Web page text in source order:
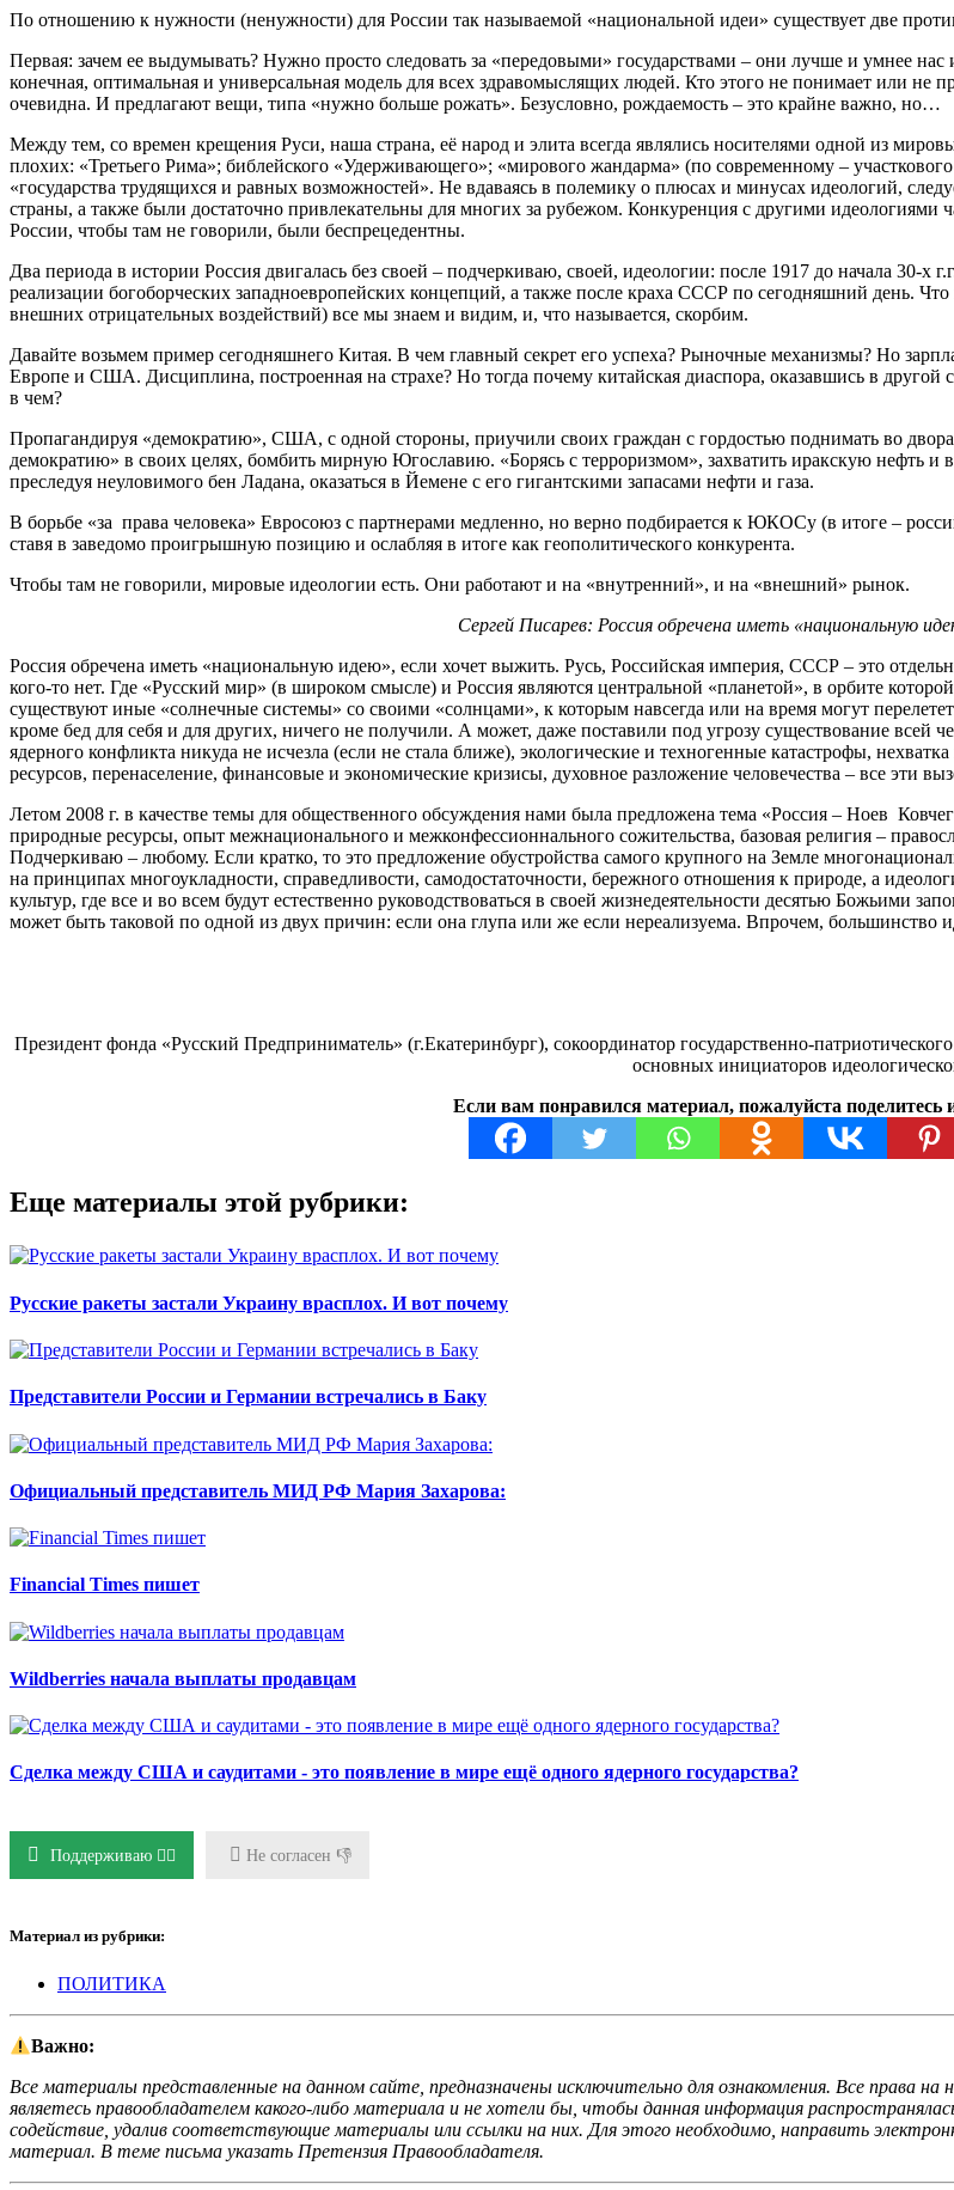
По отношению к нужности (ненужности) для России так называемой «национальной идеи» существует две
Первая: зачем ее выдумывать? Нужно просто следовать за «передовыми» государствами – они лучше и умнее
конечная, оптимальная и универсальная модель для всех здравомыслящих людей. Кто этого не понимает или не
очевидна. И предлагают вещи, типа «нужно больше рожать». Безусловно, рождаемость – это крайне важно, но…
Между тем, со времен крещения Руси, наша страна, её народ и элита всегда являлись носителями одной из
плохих: «Третьего Рима»; библейского «Удерживающего»; «мирового жандарма» (по современному –
«государства трудящихся и равных возможностей». Не вдаваясь в полемику о плюсах и минусах идеологий,
страны, а также были достаточно привлекательны для многих за рубежом. Конкуренция с другими идеологиями
России, чтобы там не говорили, были беспрецедентны.
Два периода в истории Россия двигалась без своей – подчеркиваю, своей, идеологии: после 1917 до начала 30-х
реализации богоборческих западноевропейских концепций, а также после краха СССР по сегодняшний день.
внешних отрицательных воздействий) все мы знаем и видим, и, что называется, скорбим.
Давайте возьмем пример сегодняшнего Китая. В чем главный секрет его успеха? Рыночные механизмы? Но
Европе и США. Дисциплина, построенная на страхе? Но тогда почему китайская диаспора, оказавшись в другой
в чем?
Пропагандируя «демократию», США, с одной стороны, приучили своих граждан с гордостью поднимать во
демократию» в своих целях, бомбить мирную Югославию. «Борясь с терроризмом», захватить иракскую нефть и
преследуя неуловимого бен Ладана, оказаться в Йемене с его гигантскими запасами нефти и газа.
В борьбе «за права человека» Евросоюз с партнерами медленно, но верно подбирается к ЮКОСу (в итоге –
ставя в заведомо проигрышную позицию и ослабляя в итоге как геополитического конкурента.
Чтобы там не говорили, мировые идеологии есть. Они работают и на «внутренний», и на «внешний» рынок.
Сергей Писарев: Россия обречена иметь «национальную
Россия обречена иметь «национальную идею», если хочет выжить. Русь, Российская империя, СССР – это
кого-то нет. Где «Русский мир» (в широком смысле) и Россия являются центральной «планетой», в орбите
существуют иные «солнечные системы» со своими «солнцами», к которым навсегда или на время могут
кроме бед для себя и для других, ничего не получили. А может, даже поставили под угрозу существование
ядерного конфликта никуда не исчезла (если не стала ближе), экологические и техногенные катастрофы,
ресурсов, перенаселение, финансовые и экономические кризисы, духовное разложение человечества – все эти
Летом 2008 г. в качестве темы для общественного обсуждения нами была предложена тема «Россия – Ноев
природные ресурсы, опыт межнационального и межконфессионнального сожительства, базовая религия –
Подчеркиваю – любому. Если кратко, то это предложение обустройства самого крупного на Земле
на принципах многоукладности, справедливости, самодостаточности, бережного отношения к природе, а
культур, где все и во всем будут естественно руководствоваться в своей жизнедеятельности десятью Божьими
может быть таковой по одной из двух причин: если она глупа или же если нереализуема. Впрочем,
Президент фонда «Русский Предприниматель» (г.Екатеринбург), сокоординатор государственно-
основных инициаторов
Если вам понравился материал, пожалуйста поделитесь
Еще материалы этой рубрики:
Русские ракеты застали Украину врасплох. И вот почему
Представители России и Германии встречались в Баку
Официальный представитель МИД РФ Мария Захарова:
Financial Times пишет
Wildberries начала выплаты продавцам
Сделка между США и саудитами - это появление в мире ещё одного ядерного государства?
Поддерживаю 👍🏻 Не согласен 👎
Материал из рубрики:
ПОЛИТИКА
Важно:
Все материалы представленные на данном сайте, предназначены исключительно для ознакомления. Все права
являетесь правообладателем какого-либо материала и не хотели бы, чтобы данная информация
содействие, удалив соответствующие материалы или ссылки на них. Для этого необходимо, направить
материал. В теме письма указать Претензия Правообладателя.